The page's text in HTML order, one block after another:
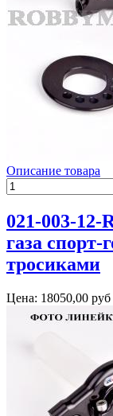
Описание товара
021-003-12-
газа спорт-
тросиками
Цена: 18050,00 руб